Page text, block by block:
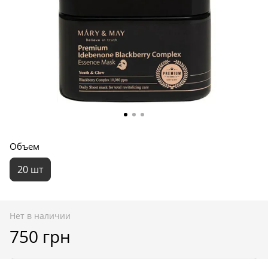
Объем
20 шт
Нет в наличии
750 грн